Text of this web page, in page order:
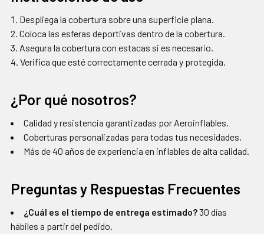
Despliega la cobertura sobre una superficie plana.
Coloca las esferas deportivas dentro de la cobertura.
Asegura la cobertura con estacas si es necesario.
Verifica que esté correctamente cerrada y protegida.
¿Por qué nosotros?
Calidad y resistencia garantizadas por Aeroinflables.
Coberturas personalizadas para todas tus necesidades.
Más de 40 años de experiencia en inflables de alta calidad.
Preguntas y Respuestas Frecuentes
¿Cuál es el tiempo de entrega estimado?30 días
hábiles a partir del pedido.